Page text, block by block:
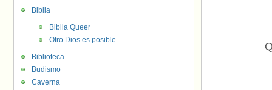
Biblia
Biblia Queer
Otro Dios es posible
Biblioteca
Budismo
Caverna